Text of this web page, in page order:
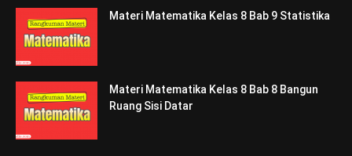
Materi Matematika Kelas 8 Bab 9 Statistika
Materi Matematika Kelas 8 Bab 8 Bangun
Ruang Sisi Datar